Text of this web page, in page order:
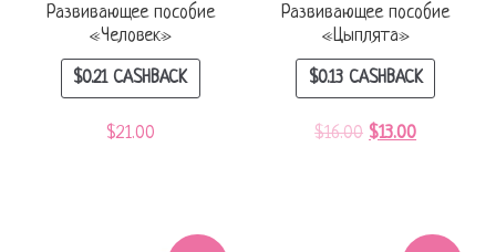
Развивающее пособие
«Человек»
$0.21CASHBACK
$21.00
Развивающее пособие
«Цыплята»
$0.13CASHBACK
$16.00 $13.00